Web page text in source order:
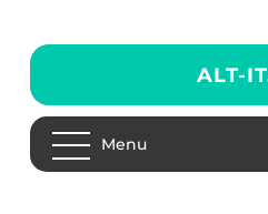
ALT-
Menu